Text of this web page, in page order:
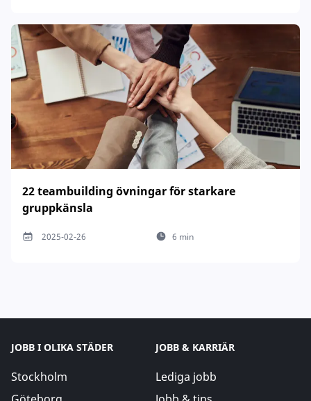
22 teambuilding övningar för starkare
gruppkänsla
2025-02-26 6 min
JOBB I OLIKA STÄDER
Stockholm
JOBB & KARRIÄR
Lediga jobb